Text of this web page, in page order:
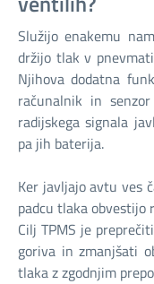
Služijo enakemu
držijo tlak v
Njihova dodatna
računalnik in
radijskega signala
pa jih baterija.
Ker javljajo avtu ves
padcu tlaka obvestijo
Cilj TPMS je
goriva in zmanjšati
tlaka z zgodnjim